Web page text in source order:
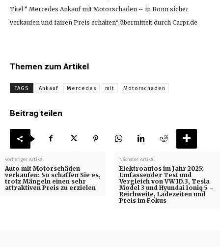
Titel “ Mercedes Ankauf mit Motorschaden – in Bonn sicher
verkaufen und fairen Preis erhalten“, übermittelt durch Carpr.de
Themen zum Artikel
TAGS Ankauf Mercedes mit Motorschaden
Beitrag teilen
Vorheriger Artikel
Auto mit Motorschäden
verkaufen: So schaffen Sie es,
trotz Mängeln einen sehr
attraktiven Preis zu erzielen
Nächster Artikel
Elektroautos im Jahr 2025:
Umfassender Test und
Vergleich von VW ID.3, Tesla
Model 3 und Hyundai Ioniq 5 –
Reichweite, Ladezeiten und
Preis im Fokus